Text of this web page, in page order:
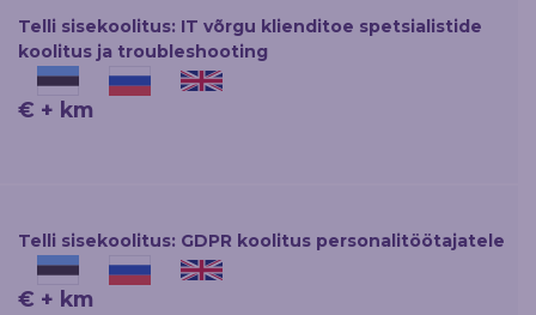
Telli sisekoolitus: IT võrgu klienditoe spetsialistide
koolitus ja troubleshooting
€ + km
Telli sisekoolitus: GDPR koolitus personalitöötajatele
€ + km